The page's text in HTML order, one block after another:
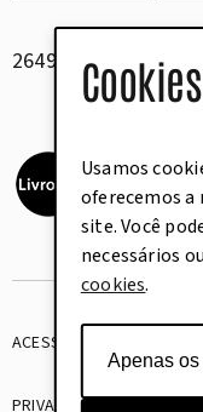
Cookies
Usamos
oferecemos a
site. Você
necessários
cookies.
Apenas
2649-506 Alcabideche
ACESSIBILIDADE
PRIVACIDADE